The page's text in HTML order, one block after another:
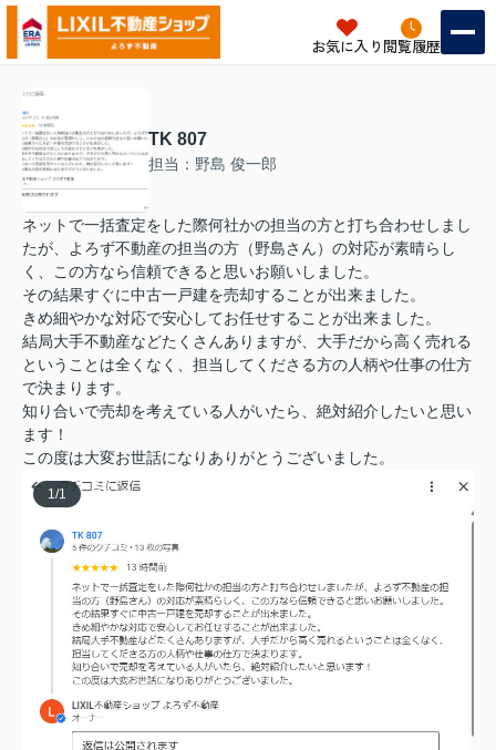
お気に入り 閲覧履歴
TK 807
担当：野島 俊一郎
ネットで一括査定をした際何社かの担当の方と打ち合わせしまし
たが、よろず不動産の担当の方（野島さん）の対応が素晴らし
く、この方なら信頼できると思いお願いしました。
その結果すぐに中古一戸建を売却することが出来ました。
きめ細やかな対応で安心してお任せすることが出来ました。
結局大手不動産などたくさんありますが、大手だから高く売れる
ということは全くなく、担当してくださる方の人柄や仕事の仕方
で決まります。
知り合いで売却を考えている人がいたら、絶対紹介したいと思い
ます！
この度は大変お世話になりありがとうございました。
1/1